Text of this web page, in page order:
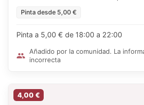
Pinta desde 5,00 €
Pinta a 5,00 € de 18:00 a 22:00
Añadido por la comunidad. La
incorrecta
4,00 €